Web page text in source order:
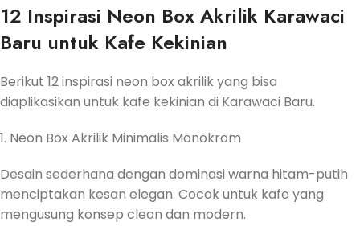
12 Inspirasi Neon Box Akrilik Karawaci
Baru untuk Kafe Kekinian
Berikut 12 inspirasi neon box akrilik yang bisa
diaplikasikan untuk kafe kekinian di Karawaci Baru.
1. Neon Box Akrilik Minimalis Monokrom
Desain sederhana dengan dominasi warna hitam-putih
menciptakan kesan elegan. Cocok untuk kafe yang
mengusung konsep clean dan modern.